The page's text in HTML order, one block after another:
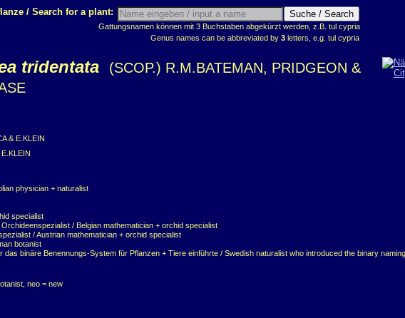
/ Search for a plant:
Gattungsnamen können mit 3 Buchstaben abgekürzt werden, z.B. tul cypria
Genus names can be abbreviated by 3 letters, e.g. tul cypria
tridentata
(SCOP.) R.M.BATEMAN, PRIDGEON &
& E.KLEIN
physician + naturalist
specialist
/ Belgian mathematician + orchid specialist
/ Austrian mathematician + orchid specialist
botanist
binäre Benennungs-System für Pflanzen + Tiere einführte / Swedish naturalist who introduced the binary
neo = new